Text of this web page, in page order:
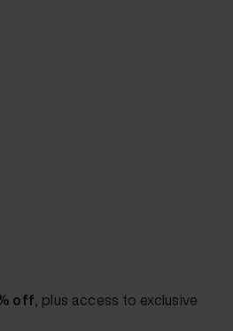
off, plus access to exclusive